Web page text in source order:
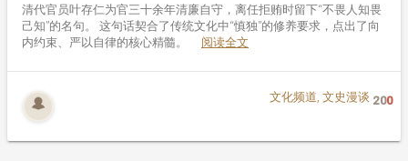
清代官员叶存仁为官三十余年清廉自守，离任拒贿时留下“不畏人知畏
己知”的名句。 这句话契合了传统文化中“慎独”的修养要求，点出了向
内约束、严以自律的核心精髓。 阅读全文
文化频道,文史漫谈 200